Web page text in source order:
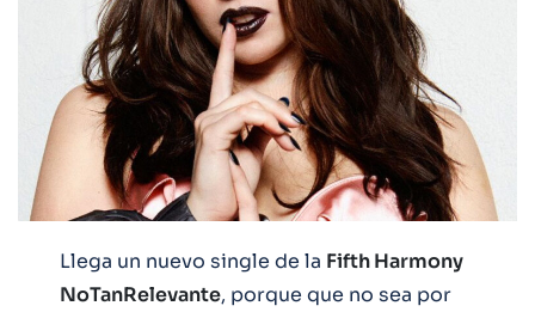
Llega un nuevo single de la Fifth Harmony
NoTanRelevante, porque que no sea por